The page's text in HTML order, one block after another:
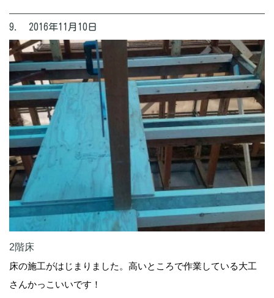
9. 2016年11月10日
2階床
床の施工がはじまりました。高いところで作業している大工
さんかっこいいです！